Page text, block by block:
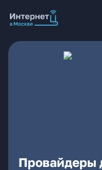
Провайдеры